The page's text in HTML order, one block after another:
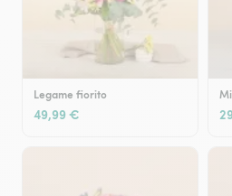
Legame fiorito
49,99 €